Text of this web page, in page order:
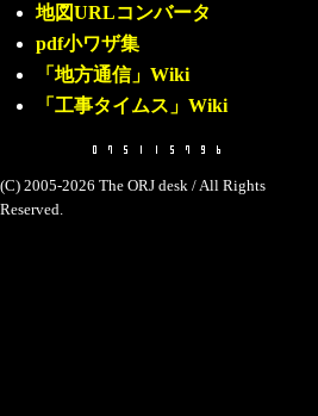
地図URLコンバータ
pdf小ワザ集
「地方通信」Wiki
「工事タイムス」Wiki
(C) 2005-2026 The ORJ desk / All Rights
Reserved.